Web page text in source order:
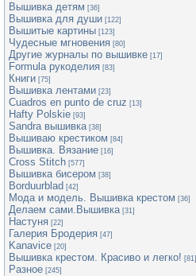
Вышивка детям [36]
Вышивка для души [122]
Вышитые картины [123]
Чудесные мгновения [80]
Другие журналы по вышивке [17]
Formula рукоделия [83]
Книги [75]
Вышивка лентами [23]
Cuadros en punto de cruz [13]
Hafty Polskie [93]
Sandra вышивка [38]
Вышиваю крестиком [84]
Вышивка. Вязание [16]
Cross Stitch [577]
Вышивка бисером [38]
Borduurblad [42]
Мода и модель. Вышивка крестом [36]
Делаем сами.Вышивка [31]
Настуня [22]
Галерия Бродерия [47]
Kanavice [20]
Вышивка крестом. Красиво и легко! [81]
Разное [245]